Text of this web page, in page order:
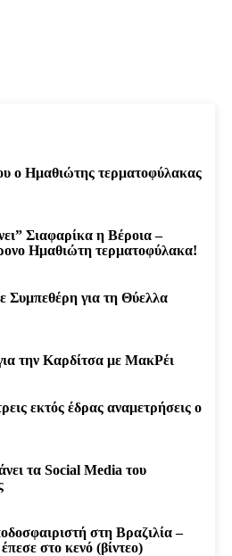
ο Ημαθιώτης τερματοφύλακας
Σιαφαρίκα η Βέροια –
Ημαθιώτη τερματοφύλακα!
Συμπεθέρη για τη Θύελλα
την Καρδίτσα με ΜακΡέι
εκτός έδρας αναμετρήσεις ο
τα Social Media του
στη Βραζιλία –
στο κενό (βίντεο)